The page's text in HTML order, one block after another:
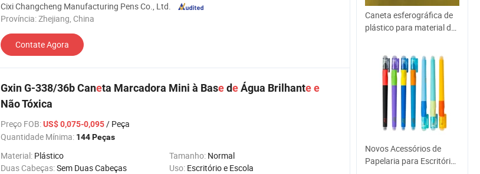
Cixi Changcheng Manufacturing Pens Co., Ltd.
Província: Zhejiang, China
Contate Agora
Gxin G-338/36b Caneta Marcadora Mini à BasedeÁgua Brilhantee
Não Tóxica
Preço FOB:US$ 0,075-0,095/ Peça
Quantidade Mínima: 144 Peças
Material: Plástico Tamanho: Normal
Duas Cabeças:Sem Duas Cabeças Uso: Escritório e Escola
Caneta esferográfica de
plástico para material de
Novos Acessórios de
Papelaria para Escritório